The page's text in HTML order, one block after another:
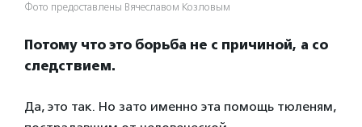
Фото предоставлены Вячеславом Козловым
Потому что это борьба не с причиной, а со
следствием.
Да, это так. Но зато именно эта помощь тюленям,